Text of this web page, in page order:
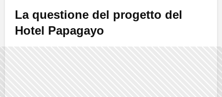
La questione del progetto del
Hotel Papagayo